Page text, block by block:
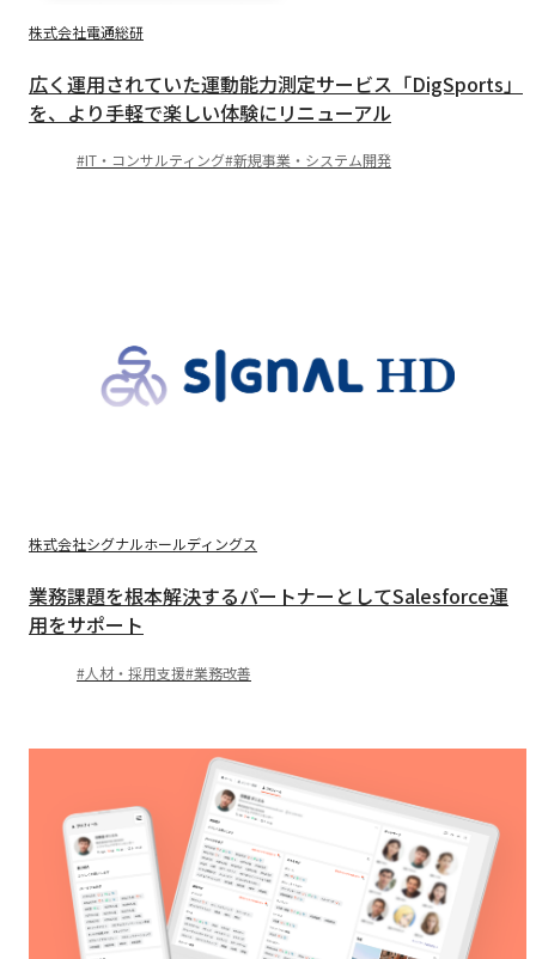
株式会社電通総研
広く運用されていた運動能力測定サービス「DigSports」
を、より手軽で楽しい体験にリニューアル
IT・コンサルティング 新規事業・システム開発
株式会社シグナルホールディングス
業務課題を根本解決するパートナーとしてSalesforce運
用をサポート
人材・採用支援 業務改善